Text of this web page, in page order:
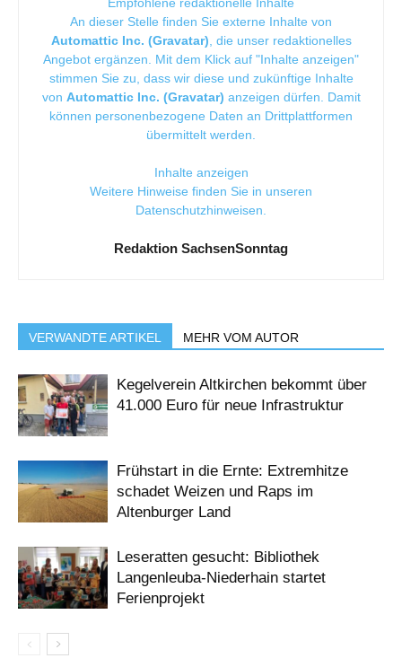
An dieser Stelle finden Sie externe Inhalte von
Automattic Inc. (Gravatar) , die unser redaktionelles
Angebot ergänzen. Mit dem Klick auf "Inhalte anzeigen"
stimmen Sie zu, dass wir diese und zukünftige Inhalte
von Automattic Inc. (Gravatar) anzeigen dürfen. Damit
können personenbezogene Daten an Drittplattformen
übermittelt werden.
Inhalte anzeigen
Weitere Hinweise finden Sie in unseren
Datenschutzhinweisen
Redaktion SachsenSonntag
VERWANDTE ARTIKEL MEHR VOM AUTOR
Kegelverein Altkirchen bekommt über
41.000 Euro für neue Infrastruktur
Frühstart in die Ernte: Extremhitze
schadet Weizen und Raps im
Altenburger Land
Leseratten gesucht: Bibliothek
Langenleuba-Niederhain startet
Ferienprojekt